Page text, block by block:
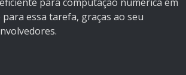
essa tarefa, graças ao seu